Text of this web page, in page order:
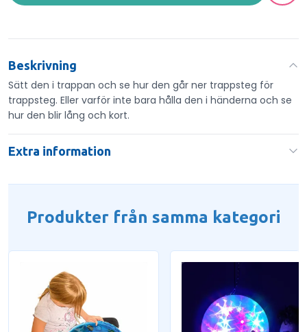
Beskrivning
Sätt den i trappan och se hur den går ner trappsteg för
trappsteg. Eller varför inte bara hålla den i händerna och se
hur den blir lång och kort.
Extra information
Produkter från samma kategori